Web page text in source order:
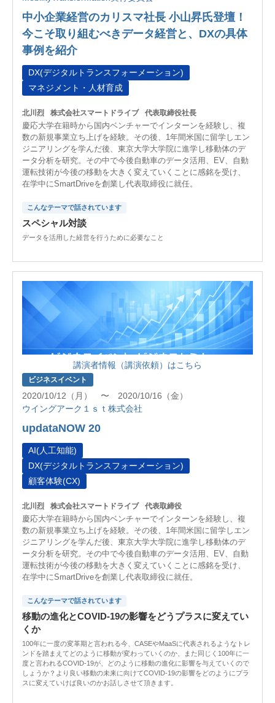
中小企業経営のカリスマ社長 小山昇氏登壇！
今こそ取り組むべきデータ経営と、DXの具体
事例を紹介
DX(デジタルトランスフォーメーション)
マネジメント・人材育成
北川烈 株式会社スマートドライブ 代表取締役社長
慶応大学在籍時から国内ベンチャーでインターンを経験し、複
数の新規事業立ち上げを経験。その後、1年間米国に留学しエン
ジニアリングを学んだ後、東京大学大学院に進学し移動体のデ
ータ分析を研究。その中で今後自動車のデータ活用、EV、自動
運転技術が今後の移動を大きく変えていくことに感銘を受け、
在学中にSmartDriveを創業し代表取締役に就任。
こんなテーマで話されています
スペシャル対談
データを活用した経営を行うために必要なこと
講演者情報（講演依頼）はこちら
ビジネスイベント
2020/10/12（月） 〜 2020/10/16（金）
ウイングアーク１ｓｔ株式会社
updataNOW 20
AI(人工知能)
DX(デジタルトランスフォーメーション)
顧客体験(CX)
北川烈 株式会社スマートドライブ 代表取締役
慶応大学在籍時から国内ベンチャーでインターンを経験し、複
数の新規事業立ち上げを経験。その後、1年間米国に留学しエン
ジニアリングを学んだ後、東京大学大学院に進学し移動体のデ
ータ分析を研究。その中で今後自動車のデータ活用、EV、自動
運転技術が今後の移動を大きく変えていくことに感銘を受け、
在学中にSmartDriveを創業し代表取締役に就任。
こんなテーマで話されています
移動の進化とCOVID-19の影響をどうプラスに変えてい
くか
100年に一度の変革期と言われる今、CASEやMaaSに代表されるようなトレ
ンドを踏まえてどのように移動が変わっていくのか、また同じく100年に一
度と言われるCOVID-19が、どのように移動の進化に影響を与えていくので
しょうか？より良い移動の未来に向けてCOVID-19の影響をどのようにプラ
スに変えていけば良いのかお話しさせて頂きます。